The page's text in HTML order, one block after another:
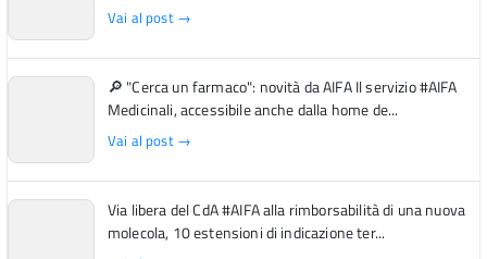
Vai al post →
🔎 "Cerca un farmaco": novità da AIFA Il servizio #AIFA
Medicinali, accessibile anche dalla home de...
Vai al post →
Via libera del CdA #AIFA alla rimborsabilità di una nuova
molecola, 10 estensioni di indicazione ter...